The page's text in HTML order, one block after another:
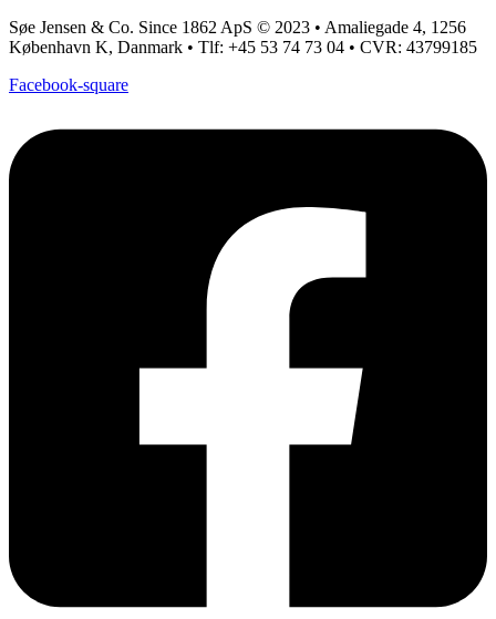
Søe Jensen & Co. Since 1862 ApS © 2023 • Amaliegade 4, 1256
København K, Danmark • Tlf: +45 53 74 73 04 • CVR: 43799185
Facebook-square